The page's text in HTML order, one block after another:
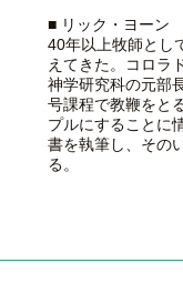
■ リック・ヨーン
40年以上牧師とし
えてきた。コロラ
神学研究科の元部
号課程で教鞭をと
プルにすることに
書を執筆し、その
る。